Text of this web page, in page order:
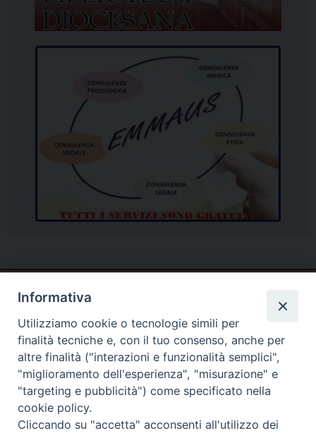
Informativa
Utilizziamo cookie o tecnologie simili per
finalità tecniche e, con il tuo consenso, anche per
altre finalità ("interazioni e funzionalità semplici",
"miglioramento dell'esperienza", "misurazione" e
"targeting e pubblicità") come specificato nella
cookie policy.
Cliccando su "accetta" acconsenti all'utilizzo dei